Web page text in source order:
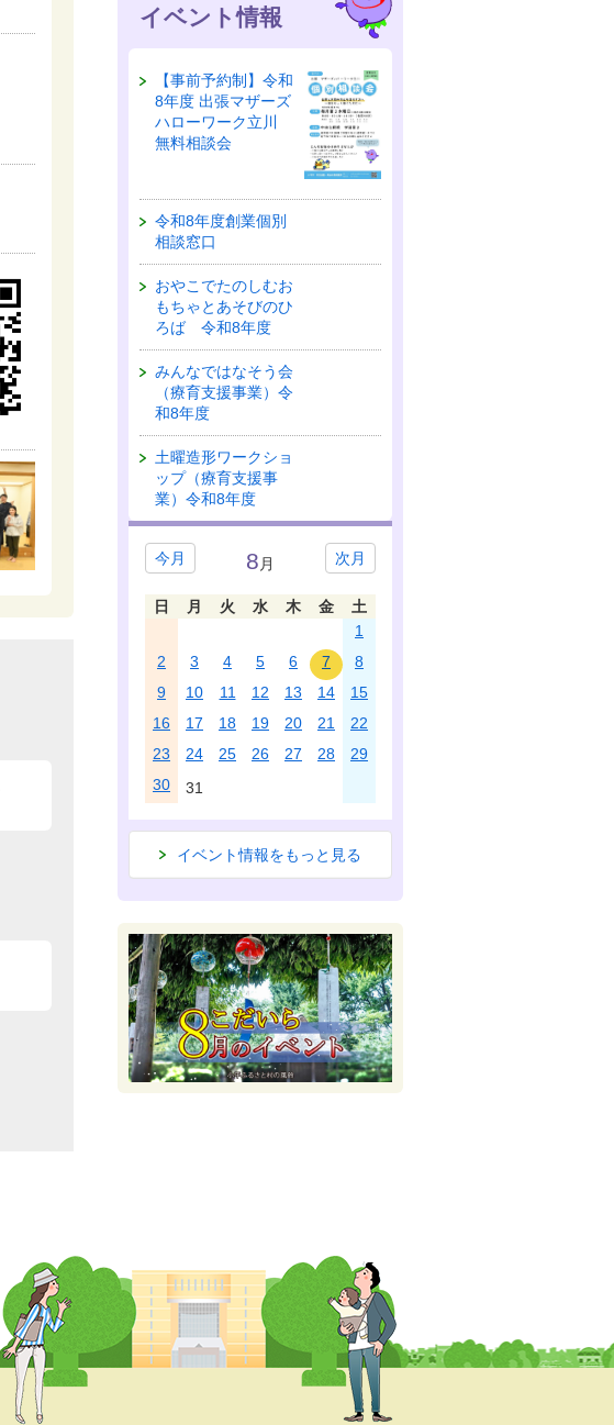
イベント情報
【事前予約制】令和
8年度 出張マザーズ
ハローワーク立川
無料相談会
令和8年度創業個別
相談窓口
おやこでたのしむお
もちゃとあそびのひ
ろば 令和8年度
みんなではなそう会
（療育支援事業）令
和8年度
土曜造形ワークショ
ップ（療育支援事
業）令和8年度
今月 次月
8 月
日 月 火 水 木 金
土
1
2
3 4 5 6 7
8
9
10 11 12 13 14
15
16
17 18 19 20 21
22
23
24 25 26 27 28
29
30
31
イベント情報をもっと見る